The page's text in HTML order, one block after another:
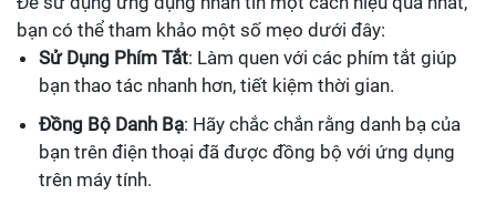
bạn có thể tham khảo một số mẹo dưới đây:
Sử Dụng Phím Tắt: Làm quen với các phím tắt giúp
bạn thao tác nhanh hơn, tiết kiệm thời gian.
Đồng Bộ Danh Bạ: Hãy chắc chắn rằng danh bạ của
bạn trên điện thoại đã được đồng bộ với ứng dụng
trên máy tính.